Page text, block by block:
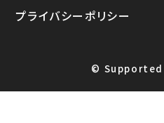
プライバシーポリシー
© Supported